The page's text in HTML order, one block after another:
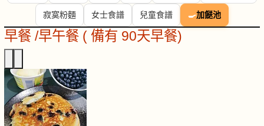
寂寞粉麵 女士食譜 兒童食譜 🍳加餸池
早餐 /早午餐 ( 備有 90天早餐)